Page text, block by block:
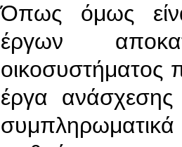
Όπως όμως
έργων
οικοσυστήματος
έργα